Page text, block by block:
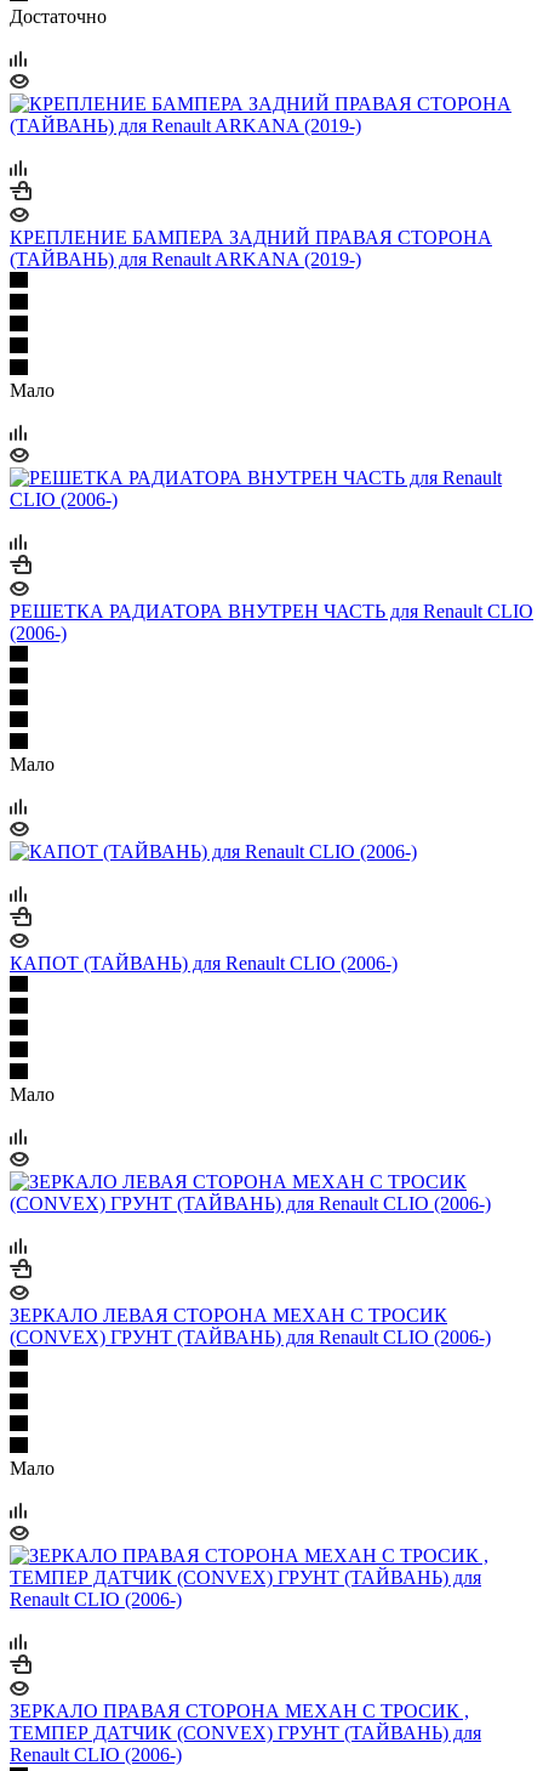
Достаточно
КРЕПЛЕНИЕ БАМПЕРА ЗАДНИЙ ПРАВАЯ СТОРОНА
(ТАЙВАНЬ) для Renault ARKANA (2019-)
Мало
РЕШЕТКА РАДИАТОРА ВНУТРЕН ЧАСТЬ для Renault CLIO
(2006-)
Мало
КАПОТ (ТАЙВАНЬ) для Renault CLIO (2006-)
Мало
ЗЕРКАЛО ЛЕВАЯ СТОРОНА МЕХАН С ТРОСИК
(CONVEX) ГРУНТ (ТАЙВАНЬ) для Renault CLIO (2006-)
Мало
ЗЕРКАЛО ПРАВАЯ СТОРОНА МЕХАН С ТРОСИК ,
ТЕМПЕР ДАТЧИК (CONVEX) ГРУНТ (ТАЙВАНЬ) для
Renault CLIO (2006-)